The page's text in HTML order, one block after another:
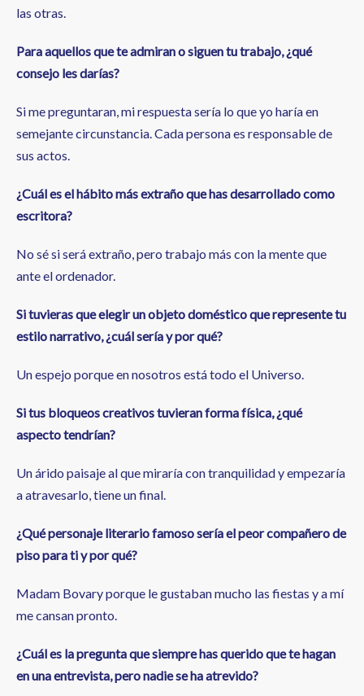
las otras.
Para aquellos que te admiran o siguen tu trabajo, ¿qué
consejo les darías?
Si me preguntaran, mi respuesta sería lo que yo haría en
semejante circunstancia. Cada persona es responsable de
sus actos.
¿Cuál es el hábito más extraño que has desarrollado como
escritora?
No sé si será extraño, pero trabajo más con la mente que
ante el ordenador.
Si tuvieras que elegir un objeto doméstico que represente tu
estilo narrativo, ¿cuál sería y por qué?
Un espejo porque en nosotros está todo el Universo.
Si tus bloqueos creativos tuvieran forma física, ¿qué
aspecto tendrían?
Un árido paisaje al que miraría con tranquilidad y empezaría
a atravesarlo, tiene un final.
¿Qué personaje literario famoso sería el peor compañero de
piso para ti y por qué?
Madam Bovary porque le gustaban mucho las fiestas y a mí
me cansan pronto.
¿Cuál es la pregunta que siempre has querido que te hagan
en una entrevista, pero nadie se ha atrevido?